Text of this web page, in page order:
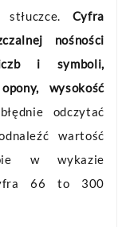
Cyfra
nośności
i symboli,
wysokość
odczytać
wartość
w wykazie
66 to 300